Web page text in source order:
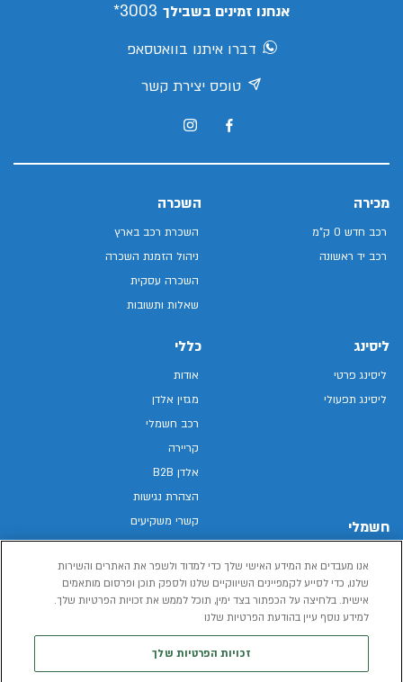
אנחנו זמינים בשבילך 3003*
דברו איתנו בוואטסאפ
טופס יצירת קשר
מכירה
רכב חדש 0 ק"מ
רכב יד ראשונה
השכרה
השכרת רכב בארץ
ניהול הזמנת השכרה
השכרה עסקית
שאלות ותשובות
ליסינג
ליסינג פרטי
ליסינג תפעולי
חשמלי
רכב חשמלי
הכל על רכב חשמלי
כללי
אודות
מגזין אלדן
רכב חשמלי
קריירה
אלדן B2B
הצהרת נגישות
קשרי משקיעים
מפת האתר
מדיניות פרטיות
תנאי שימוש
אנו מעבדים את המידע האישי שלך כדי למדוד ולשפר את האתרים והשירות
שלנו, כדי לסייע לקמפיינים השיווקיים שלנו ולספק תוכן ופרסום מותאמים
אישית. בלחיצה על הכפתור בצד ימין, תוכל לממש את זכויות הפרטיות שלך.
למידע נוסף עיין בהודעת הפרטיות שלנו
זכויות הפרטיות שלך